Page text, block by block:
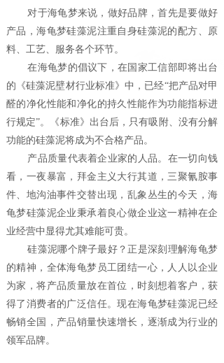
对于海龟梦来说，做好品牌，首先是要做好
产品，海龟梦硅藻泥注重自身硅藻泥的配方、原
料、工艺、服务各个环节。
在海龟梦的倡议下，在国家工信部即将出台
的《硅藻泥壁材行业标准》中，已经“把产品对甲
醛的净化性能和净化的持久性能作为功能指标进
行规定”。《标准》出台后，只有吸附、没有分解
功能的硅藻泥将成为不合格产品。
产品质量代表着企业家的人品。在一切向钱
看，一夜暴富，拜金主义大行其道，三聚氰胺事
件、地沟油事件交替出现，乱象丛生的今天，海
龟梦硅藻泥企业秉承着良心做企业这一精神在企
业经营中显得尤其难能可贵。
硅藻泥哪个牌子最好？正是深刻理解海龟梦
的精神，全体海龟梦员工团结一心，人人以企业
为家，将产品质量放在首位，时刻想着客户，获
得了消费者的广泛信任。现在海龟梦硅藻泥已经
畅销全国，产品销量快速增长，逐渐成为行业的
领军品牌。